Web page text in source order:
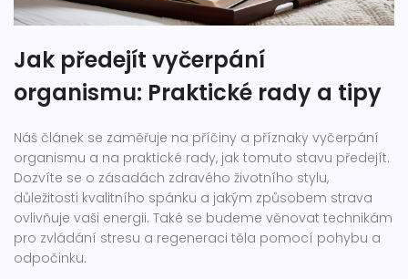
Jak předejít vyčerpání
organismu: Praktické rady a tipy
Náš článek se zaměřuje na příčiny a příznaky vyčerpání
organismu a na praktické rady, jak tomuto stavu předejít.
Dozvíte se o zásadách zdravého životního stylu,
důležitosti kvalitního spánku a jakým způsobem strava
ovlivňuje vaši energii. Také se budeme věnovat technikám
pro zvládání stresu a regeneraci těla pomocí pohybu a
odpočinku.